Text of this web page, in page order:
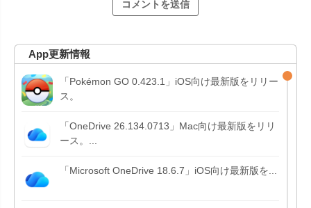
App更新情報
「Pokémon GO 0.423.1」iOS向け最新版をリリー
ス。
「OneDrive 26.134.0713」Mac向け最新版をリリ
ース。...
「Microsoft OneDrive 18.6.7」iOS向け最新版を...